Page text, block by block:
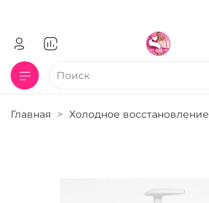
Главная Холодное восстановление